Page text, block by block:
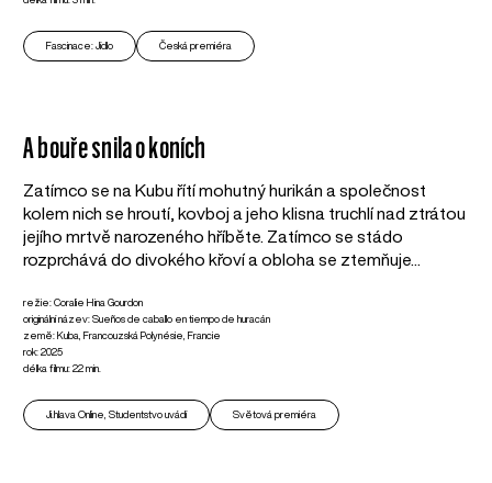
Fascinace: Jídlo Česká premiéra
A bouře snila o koních
Zatímco se na Kubu řítí mohutný hurikán a společnost
kolem nich se hroutí, kovboj a jeho klisna truchlí nad ztrátou
jejího mrtvě narozeného hříběte. Zatímco se stádo
rozprchává do divokého křoví a obloha se ztemňuje...
režie: Coralie Hina Gourdon
originální název: Sueños de caballo en tiempo de huracán
země: Kuba, Francouzská Polynésie, Francie
rok: 2025
délka filmu: 22 min.
Ji.hlava Online, Studentstvo uvádí Světová premiéra